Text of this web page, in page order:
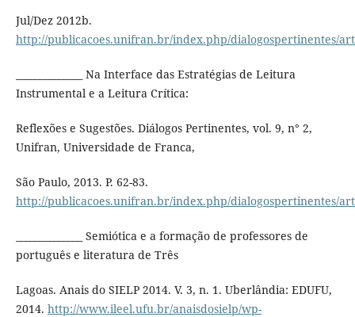
Jul/Dez 2012b.
http://publicacoes.unifran.br/index.php/dialogospertinentes/
______________ Na Interface das Estratégias de Leitura
Instrumental e a Leitura Crítica:
Reflexões e Sugestões. Diálogos Pertinentes, vol. 9, n° 2,
Unifran, Universidade de Franca,
São Paulo, 2013. P. 62-83.
http://publicacoes.unifran.br/index.php/dialogospertinentes/
______________ Semiótica e a formação de professores de
português e literatura de Três
Lagoas. Anais do SIELP 2014. V. 3, n. 1. Uberlândia: EDUFU,
2014. http://www.ileel.ufu.br/anaisdosielp/wp-